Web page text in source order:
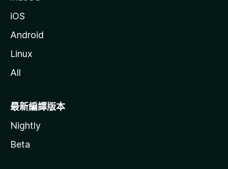
iOS
Android
Linux
All
最新編譯版本
Nightly
Beta